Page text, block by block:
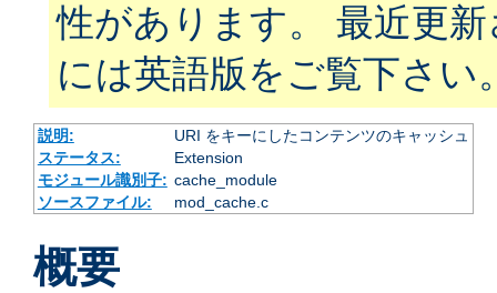
性があります。 最近更
には英語版をご覧下さい
説明:
URI をキーにしたコンテンツのキャッシュ
ステータス:
Extension
モジュール識別子: cache_module
ソースファイル:
mod_cache.c
概要